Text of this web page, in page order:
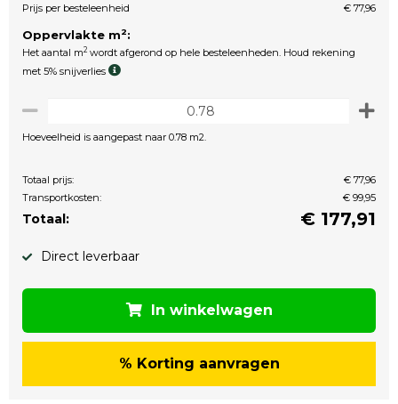
Prijs per besteleenheid € 77,96
Oppervlakte m2:
Het aantal m2 wordt afgerond op hele besteleenheden. Houd rekening
met 5% snijverlies
Hoeveelheid is aangepast naar 0.78 m2.
Totaal prijs:
€ 77,96
Transportkosten:
€ 99,95
Totaal: € 177,91
Direct leverbaar
In winkelwagen
% Korting aanvragen